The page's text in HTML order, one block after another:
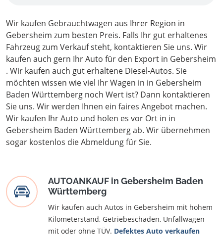
Wir kaufen Gebrauchtwagen aus Ihrer Region in
Gebersheim zum besten Preis. Falls Ihr gut erhaltenes
Fahrzeug zum Verkauf steht, kontaktieren Sie uns. Wir
kaufen auch gern Ihr Auto für den Export in Gebersheim
. Wir kaufen auch gut erhaltene Diesel-Autos. Sie
möchten wissen wie viel Ihr Wagen in in Gebersheim
Baden Württemberg noch Wert ist? Dann kontaktieren
Sie uns. Wir werden Ihnen ein faires Angebot machen.
Wir kaufen Ihr Auto und holen es vor Ort in in
Gebersheim Baden Württemberg ab. Wir übernehmen
sogar kostenlos die Abmeldung für Sie.
AUTOANKAUF in Gebersheim Baden
Württemberg
Wir kaufen auch Autos in Gebersheim mit hohem
Kilometerstand, Getriebeschaden, Unfallwagen
mit oder ohne TÜV. Defektes Auto verkaufen